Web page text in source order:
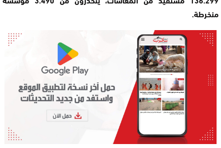
منخرطة.